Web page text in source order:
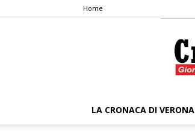
Home
LA CRONACA DI VERONA